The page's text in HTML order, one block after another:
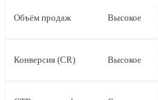
Объём продаж Высокое
Конверсия (CR) Высокое